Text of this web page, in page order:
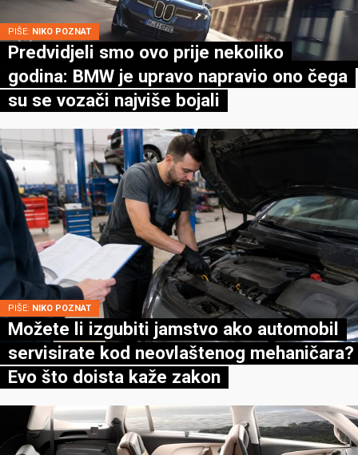
PIŠE: NIKO POZNAT
Predvidjeli smo ovo prije nekoliko
godina: BMW je upravo napravio ono čega
su se vozači najviše bojali
PIŠE: NIKO POZNAT
Možete li izgubiti jamstvo ako automobil
servisirate kod neovlaštenog mehaničara?
Evo što doista kaže zakon